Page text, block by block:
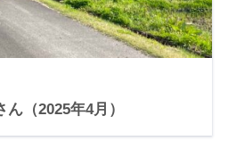
（2025年4月）